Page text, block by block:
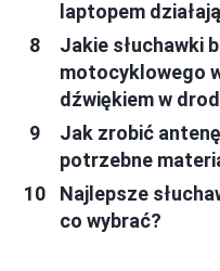
laptopem
Jakie słuchawki
motocyklowego
dźwiękiem w
Jak zrobić
potrzebne
Najlepsze
co wybrać?